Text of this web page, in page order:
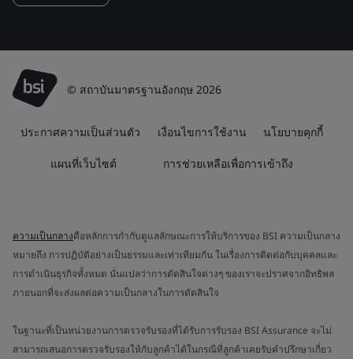
© สถาบันมาตรฐานอังกฤษ 2026
ประกาศความเป็นส่วนตัว เงื่อนไขการใช้งาน นโยบายคุกกี้
แผนที่เว็บไซต์ การช่วยเหลือเพื่อการเข้าถึง
ความเป็นกลางคือหลักการกำกับดูแลลักษณะการให้บริการของ BSI ความเป็นกลาง
หมายถึง การปฏิบัติอย่างเป็นธรรมและเท่าเทียมกัน ในเรื่องการติดต่อกับบุคคลและ
การดำเนินธุรกิจทั้งหมด นั่นแปลว่าการตัดสินใจต่างๆ ของเราจะปราศจากอิทธิพล
ภายนอกที่จะส่งผลต่อความเป็นกลางในการตัดสินใจ
ในฐานะที่เป็นหน่วยงานการตรวจรับรองที่ได้รับการรับรอง BSI Assurance จะไม่
สามารถเสนอการตรวจรับรองให้กับลูกค้าได้ในกรณีที่ลูกค้าเคยรับคำปรึกษาเกี่ยว